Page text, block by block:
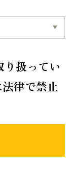
り扱ってい
律で禁止